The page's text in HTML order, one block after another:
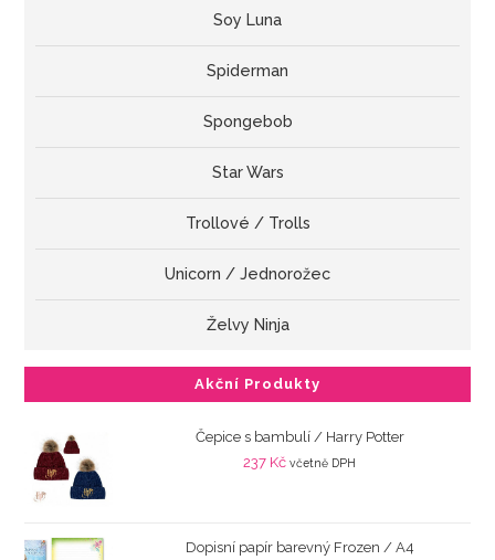
Soy Luna
Spiderman
Spongebob
Star Wars
Trollové / Trolls
Unicorn / Jednorožec
Želvy Ninja
Akční Produkty
Čepice s bambulí / Harry Potter
237 Kč včetně DPH
Dopisní papír barevný Frozen / A4